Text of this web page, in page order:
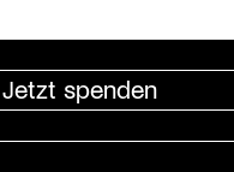
Jetzt spenden